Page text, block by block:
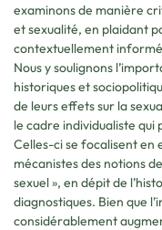
examinons de manière
et sexualité, en plaidant
contextuellement
Nous y soulignons
historiques et
de leurs effets sur la
le cadre individualiste qui
Celles-ci se focalisent en
mécanistes des notions
sexuel », en dépit de
diagnostiques. Bien que
considérablement